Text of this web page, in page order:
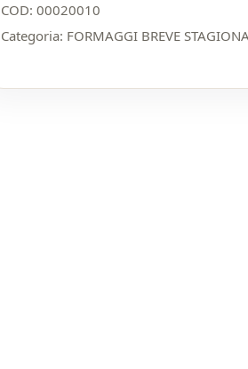
COD: 00020010
Categoria: FORMAGGI BREVE